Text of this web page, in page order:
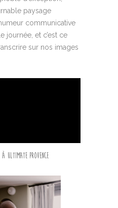
paysage
communicative
journée, et c’est ce
sur nos images
à Ultimate Provence